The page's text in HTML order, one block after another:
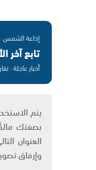
إذاعة الشمس
تابع آخر
أخبار عاجلة ·
بصفتك
وإرفاق